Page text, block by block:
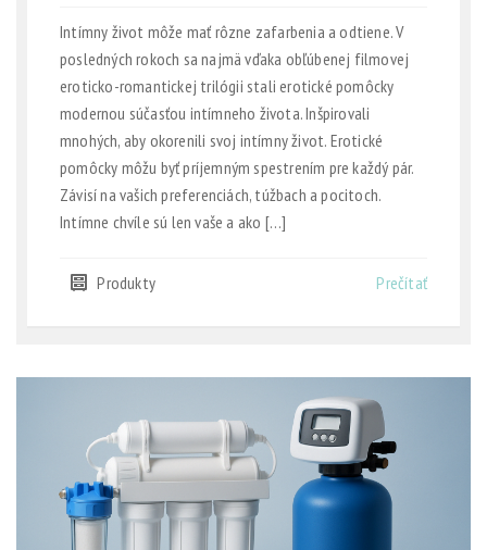
Intímny život môže mať rôzne zafarbenia a odtiene. V
posledných rokoch sa najmä vďaka obľúbenej filmovej
eroticko-romantickej trilógii stali erotické pomôcky
modernou súčasťou intímneho života. Inšpirovali
mnohých, aby okorenili svoj intímny život. Erotické
pomôcky môžu byť príjemným spestrením pre každý pár.
Závisí na vašich preferenciách, túžbach a pocitoch.
Intímne chvíle sú len vaše a ako […]
Produkty Prečítať